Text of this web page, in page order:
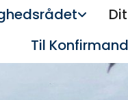
Til